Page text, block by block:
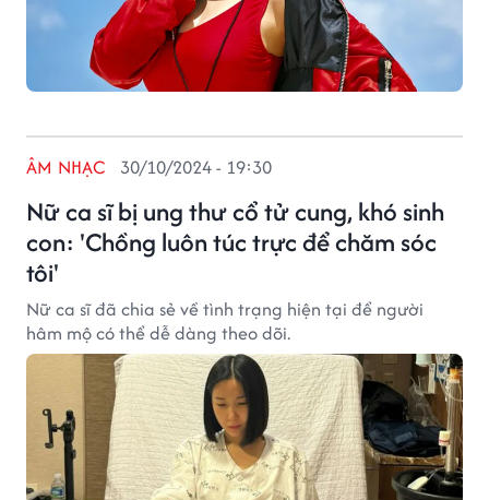
Nữ ca sĩ bị ung thư cổ tử cung, khó sinh
con: 'Chồng luôn túc trực để chăm sóc
tôi'
ÂM NHẠC 30/10/2024 - 19:30
Nữ ca sĩ đã chia sẻ về tình trạng hiện tại để người
hâm mộ có thể dễ dàng theo dõi.